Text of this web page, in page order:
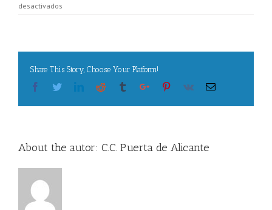
desactivados
¿Quién
Share This Story, Choose Your Platform!
FacebookTwitterLinkedinReddit TumblrGoogle+Pinterest
Vk Email
About the autor: C.C. Puerta de Alicante